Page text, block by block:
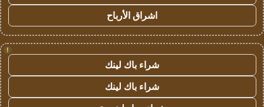
اشراق الأرباح
!
شراء باك لينك
شراء باك لينك